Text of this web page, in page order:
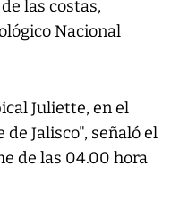
las costas,
Nacional
Juliette, en el
Jalisco", señaló el
de las 04.00 hora